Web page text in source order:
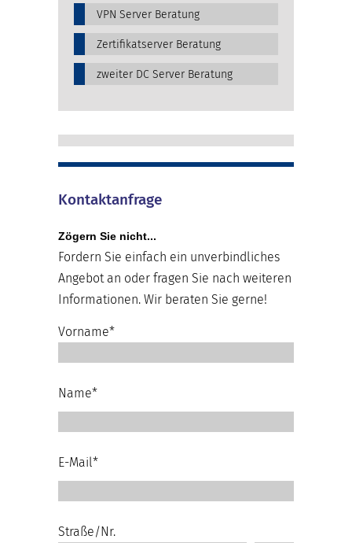
VPN Server Beratung
Zertifikatserver Beratung
zweiter DC Server Beratung
Kontaktanfrage
Zögern Sie nicht...
Fordern Sie einfach ein unverbindliches
Angebot an oder fragen Sie nach weiteren
Informationen. Wir beraten Sie gerne!
Vorname*
Name*
E-Mail*
Straße/Nr.